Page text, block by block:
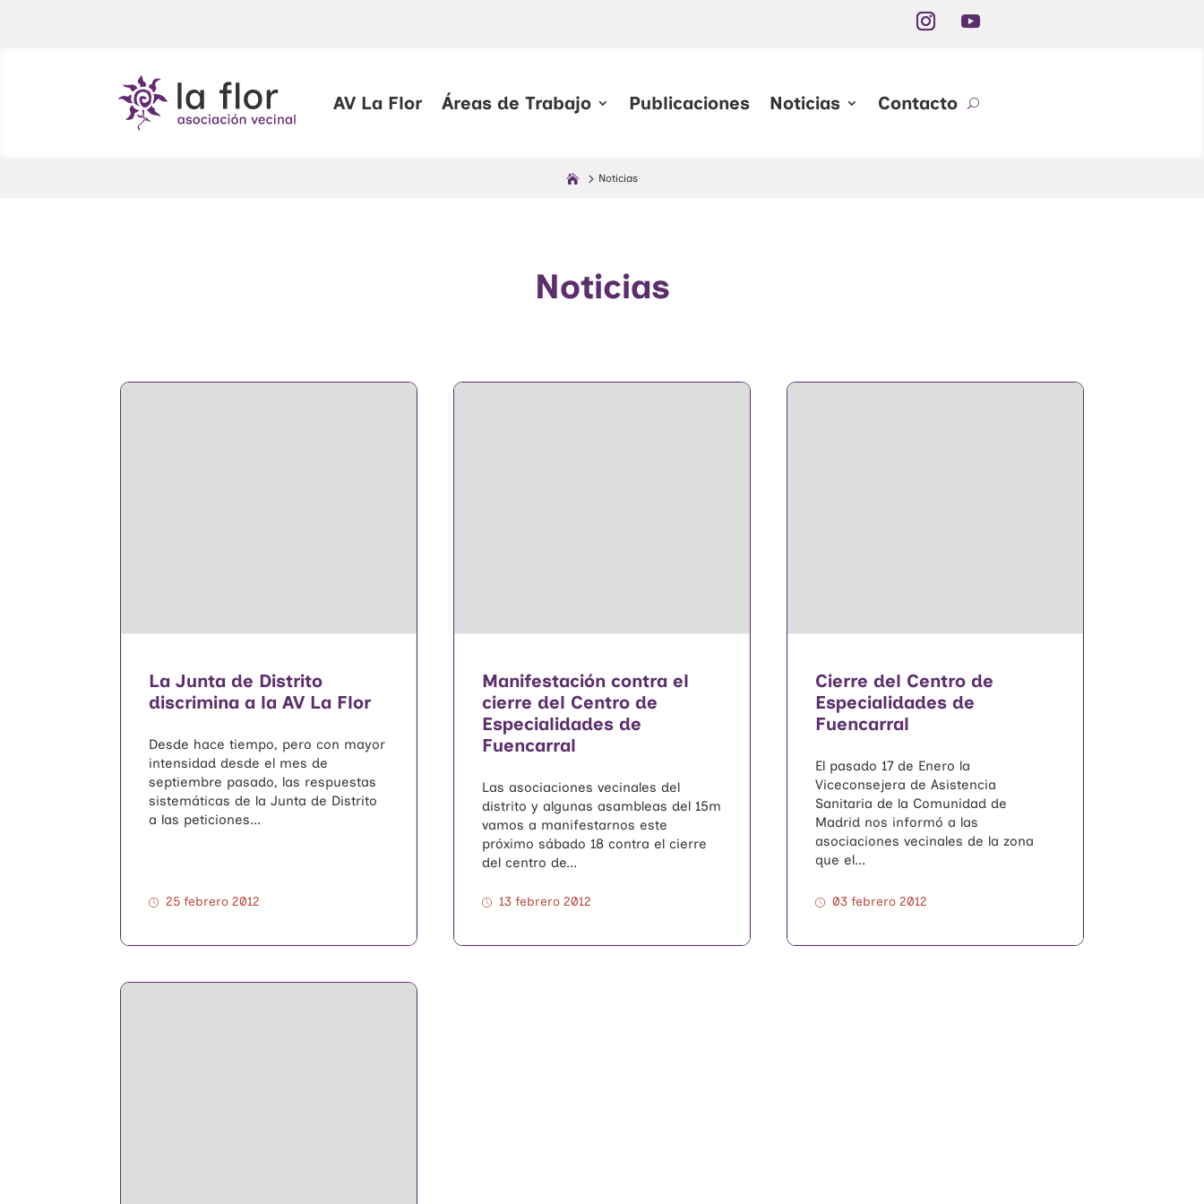
AV La Flor Áreas de Trabajo Publicaciones Noticias Contacto
Noticias
Noticias
La Junta de Distrito
discrimina a la AV La Flor
Desde hace tiempo, pero con mayor
intensidad desde el mes de
septiembre pasado, las respuestas
sistemáticas de la Junta de Distrito
a las peticiones...
25 febrero 2012
Manifestación contra el
cierre del Centro de
Especialidades de
Fuencarral
Las asociaciones vecinales del
distrito y algunas asambleas del 15m
vamos a manifestarnos este
próximo sábado 18 contra el cierre
del centro de...
13 febrero 2012
Cierre del Centro de
Especialidades de
Fuencarral
El pasado 17 de Enero la
Viceconsejera de Asistencia
Sanitaria de la Comunidad de
Madrid nos informó a las
asociaciones vecinales de la zona
que el...
03 febrero 2012